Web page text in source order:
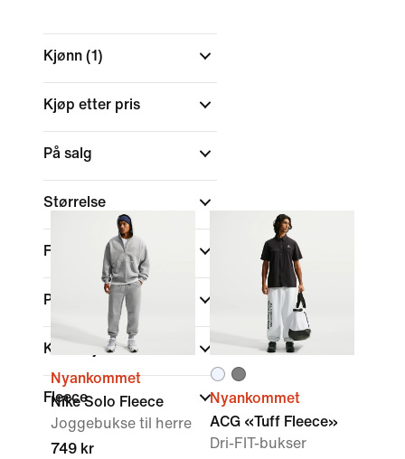
Kjønn (1)
Kjøp etter pris
På salg
Størrelse
Farge
Passform
Kolleksjoner
Fleece
Nyankommet
Nike Solo Fleece
Joggebukse til herre
749 kr
Nyankommet
ACG «Tuff Fleece»
Dri-FIT-bukser